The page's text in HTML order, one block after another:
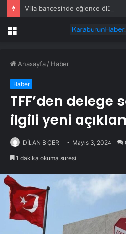
Villa bahçesinde eğlence ölümle
Menü
Anasayfa / Haber
Haber
TFF’den delege
ilgili yeni
DİLAN BİÇER Mayıs 3, 2024
1 dakika okuma süresi